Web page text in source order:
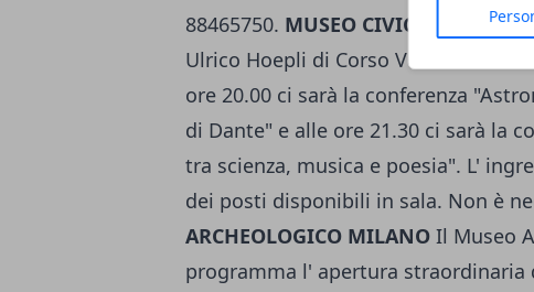
88465750. MUSEO CIVICO
Ulrico Hoepli di Corso Venezia 57,
ore 20.00 ci sarà la conferenza
di Dante" e alle ore 21.30 ci sarà la
tra scienza, musica e poesia". L'
dei posti disponibili in sala. Non è
ARCHEOLOGICO MILANO Il Museo
programma l' apertura straordinaria